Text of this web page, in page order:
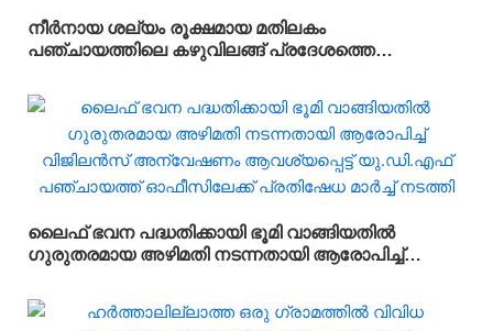
നീർനായ ശല്യം രൂക്ഷമായ മതിലകം
പഞ്ചായത്തിലെ കഴുവിലങ്ങ് പ്രദേശത്തെ
കുളങ്ങളിൽ കൂടുകൾ സ്ഥാപിച്ചു.
ലൈഫ് ഭവന പദ്ധതിക്കായി ഭൂമി വാങ്ങിയതിൽ
ഗുരുതരമായ അഴിമതി നടന്നതായി ആരോപിച്ച്
പഞ്ചായത്ത് ഓഫീസിലേക്ക് പ്രതിഷേധ മാർച്ച്
നടത്തി